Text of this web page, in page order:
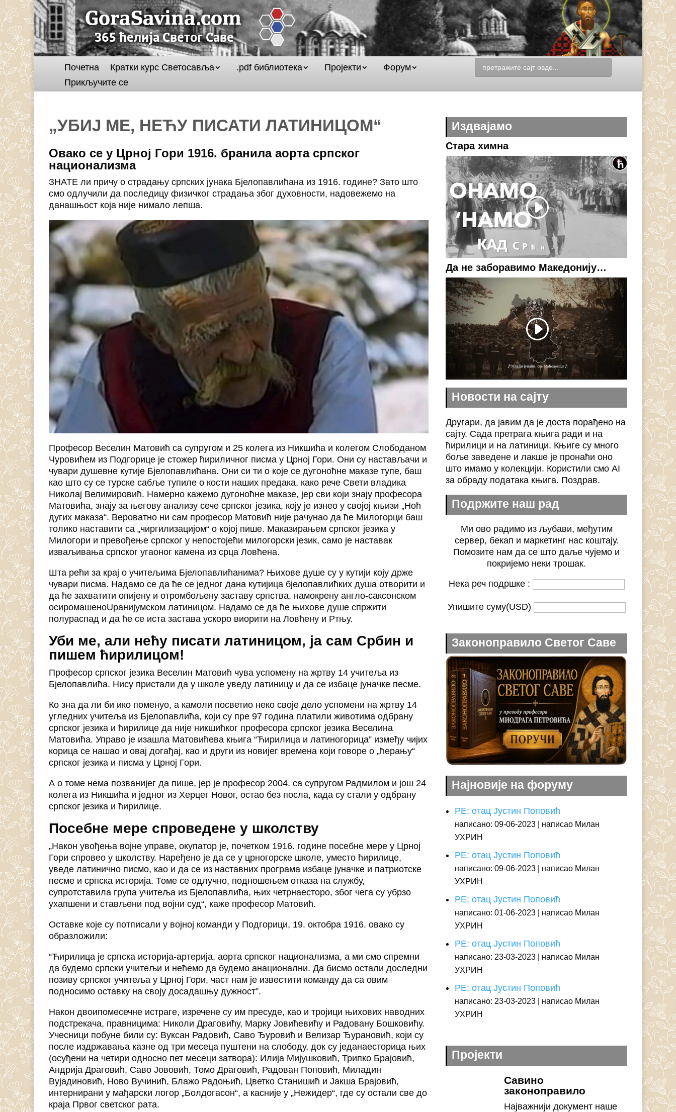
Почетна Кратки курс Светосавља .pdf библиотека Пројекти
Форум
Прикључите се
„УБИЈ МЕ, НЕЋУ ПИСАТИ ЛАТИНИЦОМ“
Овако се у Црној Гори 1916. бранила аорта српског
национализма
ЗНАТЕ ли причу о страдању српских јунака Бјелопавлићана из 1916. године? Зато што
смо одлучили да последицу физичког страдања због духовности, надовежемо на
данашњост која није нимало лепша.
Професор Веселин Матовић са супругом и 25 колега из Никшића и колегом Слободаном
Чуровићем из Подгорице је стожер ћириличног писма у Црној Гори. Они су настављачи и
чувари душевне кутије Бјелопавлићана. Они си ти о које се дугоноћне маказе тупе, баш
као што су се турске сабље тупиле о кости наших предака, како рече Свети владика
Николај Велимировић. Намерно кажемо дугоноћне маказе, јер сви који знају професора
Матовића, знају за његову анализу сече српског језика, коју је изнео у својој књизи „Ноћ
дугих маказа“. Вероватно ни сам професор Матовић није рачунао да ће Милогорци баш
толико наставити са „чиргилизацијом“ о којој пише. Маказирањем српског језика у
Милогори и превођење српског у непостојећи милогорски језик, само је наставак
изваљивања српског угаоног камена из срца Ловћена.
Шта рећи за крај о учитељима Бјелопавлићанима? Њихове душе су у кутији коју држе
чувари писма. Надамо се да ће се једног дана кутијица бјелопавлићких душа отворити и
да ће захватити опијену и отромбољену заставу српства, намокрену англо-саксонском
осиромашеноUранијумском латиницом. Надамо се да ће њихове душе спржити
полураспад и да ће се иста застава ускоро виорити на Ловћену и Ртњу.
Уби ме, али нећу писати латиницом, ја сам Србин и
пишем ћирилицом!
Професор српског језика Веселин Матовић чува успомену на жртву 14 учитеља из
Бјелопавлића. Нису пристали да у школе уведу латиницу и да се избаце јуначке песме.
Ко зна да ли би ико поменуо, а камоли посветио неко своје дело успомени на жртву 14
угледних учитеља из Бјелопавлића, који су пре 97 година платили животима одбрану
српског језика и ћирилице да није никшићког професора српског језика Веселина
Матовића. Управо је изашла Матовићева књига “Ћирилица и латиногорица” између чијих
корица се нашао и овај догађај, као и други из новијег времена који говоре о „ћерању“
српског језика и писма у Црној Гори.
А о томе нема позванијег да пише, јер је професор 2004. са супругом Радмилом и још 24
колега из Никшића и једног из Херцег Новог, остао без посла, када су стали у одбрану
српског језика и ћирилице.
Посебне мере спроведене у школству
„Након увођења војне управе, окупатор је, почетком 1916. године посебне мере у Црној
Гори спровео у школству. Наређено је да се у црногорске школе, уместо ћирилице,
уведе латинично писмо, као и да се из наставних програма избаце јуначке и патриотске
песме и српска историја. Томе се одлучно, подношењем отказа на службу,
супротставила група учитеља из Бјелопавлића, њих четрнаесторо, због чега су убрзо
ухапшени и стављени под војни суд“, каже професор Матовић.
Оставке које су потписали у војној команди у Подгорици, 19. октобра 1916. овако су
образложили:
“Ћирилица је српска историја-артерија, аорта српског национализма, а ми смо спремни
да будемо српски учитељи и нећемо да будемо анационални. Да бисмо остали доследни
позиву српског учитеља у Црној Гори, част нам је известити команду да са овим
подносимо оставку на своју досадашњу дужност”.
Након двоипомесечне истраге, изречене су им пресуде, као и тројици њихових наводних
подстрекача, правницима: Николи Драговићу, Марку Јовићевићу и Радовану Бошковићу.
Учесници побуне били су: Вуксан Радовић, Саво Ђуровић и Велизар Ђурановић, који су
после издржавања казне од три месеца пуштени на слободу, док су једанаесторица њих
(осуђени на четири односно пет месеци затвора): Илија Мијушковић, Трипко Брајовић,
Андрија Драговић, Саво Јововић, Томо Драговић, Радован Поповић, Миладин
Вујадиновић, Ново Вучинић, Блажо Радоњић, Цветко Станишић и Јакша Брајовић,
интернирани у мађарски логор „Болдогасон“, а касније у „Нежидер“, где су остали све до
краја Првог светског рата.
Издвајамо
Стара химна
Да не заборавимо Македонију…
Новости на сајту
Другари, да јавим да је доста порађено на
сајту. Сада претрага књига ради и на
ћирилици и на латиници. Књиге су много
боље заведене и лакше је пронаћи оно
што имамо у колекцији. Користили смо AI
за обраду података књига. Поздрав.
Подржите наш рад
Ми ово радимо из љубави, међутим
сервер, бекап и маркетинг нас коштају.
Помозите нам да се што даље чујемо и
покријемо неки трошак.
Нека реч подршке :
Упишите суму(USD)
Законоправило Светог Саве
Најновије на форуму
РЕ: отац Јустин Поповић
написано: 09-06-2023
написао Милан
УХРИН
РЕ: отац Јустин Поповић
написано: 09-06-2023
написао Милан
УХРИН
РЕ: отац Јустин Поповић
написано: 01-06-2023
написао Милан
УХРИН
РЕ: отац Јустин Поповић
написано: 23-03-2023
написао Милан
УХРИН
РЕ: отац Јустин Поповић
написано: 23-03-2023
написао Милан
УХРИН
Пројекти
Савино
законоправило
Најважнији документ наше